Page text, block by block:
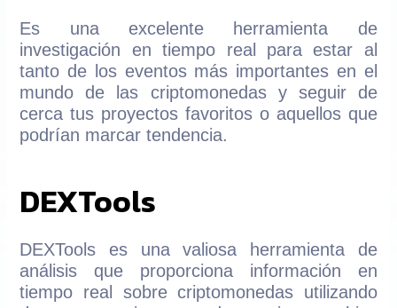
Es una excelente herramienta de
investigación en tiempo real para estar al
tanto de los eventos más importantes en el
mundo de las criptomonedas y seguir de
cerca tus proyectos favoritos o aquellos que
podrían marcar tendencia.
DEXTools
DEXTools es una valiosa herramienta de
análisis que proporciona información en
tiempo real sobre criptomonedas utilizando